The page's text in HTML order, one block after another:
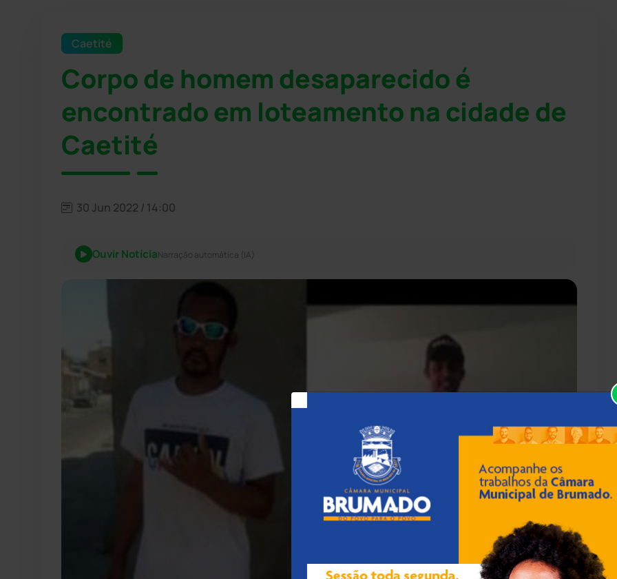
Caetité
Corpo de homem desaparecido é
encontrado em loteamento na cidade de
Caetité
30 Jun 2022 / 14:00
Ouvir NotíciaNarração automática (IA)